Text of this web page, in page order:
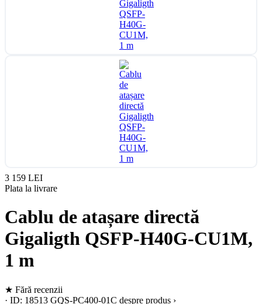
3 159 LEI
Plata la livrare
Cablu de atașare directă
Gigaligth QSFP-H40G-CU1M,
1 m
★ Fără recenzii
· ID: 18513 GQS-PC400-01C despre produs ›